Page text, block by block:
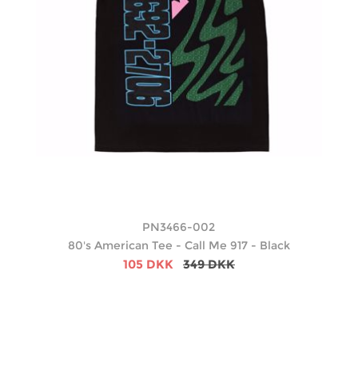
PN3466-002
80's American Tee - Call Me 917 - Black
105 DKK 349 DKK